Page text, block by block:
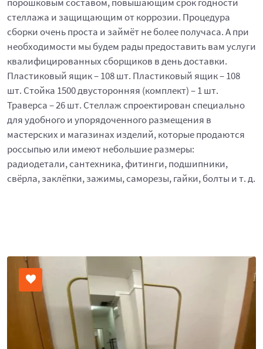
стеллажа и защищающим от коррозии. Процедура
сборки очень проста и займёт не более получаса. А при
необходимости мы будем рады предоставить вам услуги
квалифицированных сборщиков в день доставки.
Пластиковый ящик – 108 шт. Пластиковый ящик – 108
шт. Стойка 1500 двусторонняя (комплект) – 1 шт.
Траверса – 26 шт. Стеллаж спроектирован специально
для удобного и упорядоченного размещения в
мастерских и магазинах изделий, которые продаются
россыпью или имеют небольшие размеры:
радиодетали, сантехника, фитинги, подшипники,
свёрла, заклёпки, зажимы, саморезы, гайки, болты и т. д.